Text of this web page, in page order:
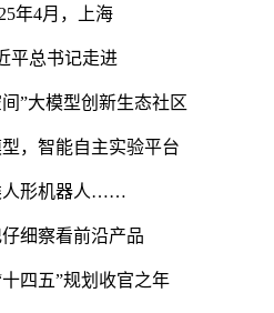
年4月，上海
平总书记走进
间”大模型创新生态社区
，智能自主实验平台
人形机器人……
细察看前沿产品
十四五”规划收官之年